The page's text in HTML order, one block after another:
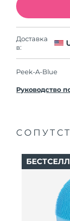
Доставка
в:
Peek-A-Blue
Руководство